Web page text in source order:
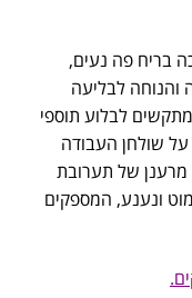
בריח פה נעים,
והנוחה לבליעה
לבלוע תוספי
על שולחן העבודה
של תערובת
ונענע, המספקים